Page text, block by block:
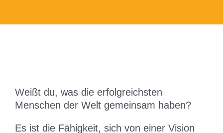
Weißt du, was die erfolgreichsten
Menschen der Welt gemeinsam haben?
Es ist die Fähigkeit, sich von einer Vision